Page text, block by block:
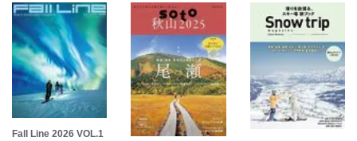
Fall Line 2026 VOL.1